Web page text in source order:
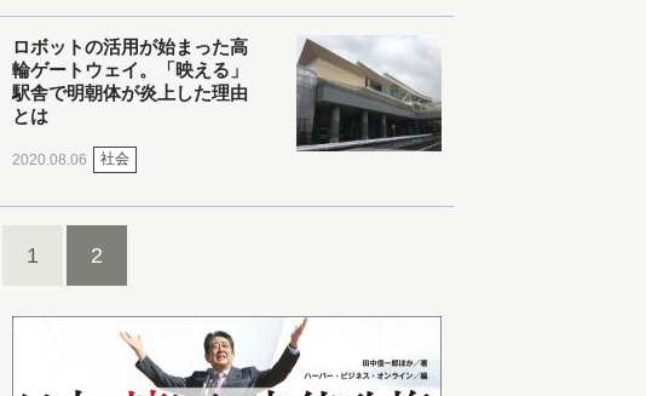
ロボットの活用が始まった高
輪ゲートウェイ。「映える」
駅舎で明朝体が炎上した理由
とは
2020.08.06 社会
1 2